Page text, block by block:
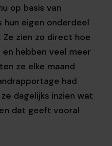
op basis van
eigen onderdeel
zien zo direct hoe
hebben veel meer
ze elke maand
had
dagelijks inzien wat
dat geeft vooral